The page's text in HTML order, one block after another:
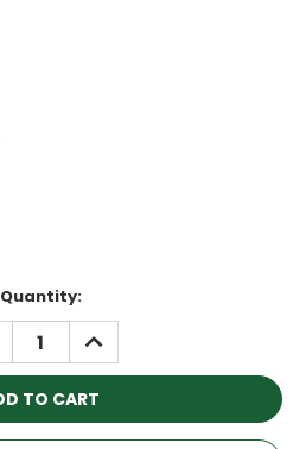
Quantity:
INCREASE
QUANTITY: